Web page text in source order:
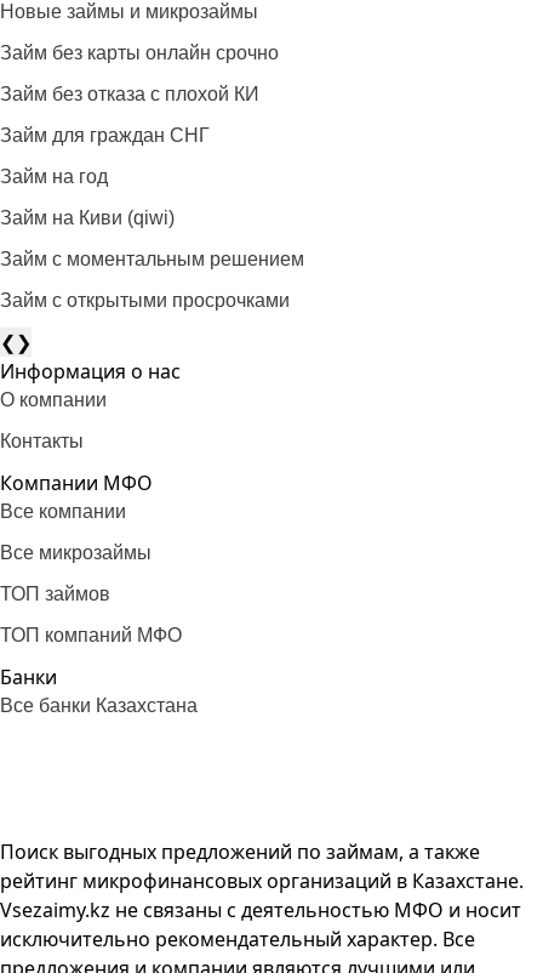
Новые займы и микрозаймы
Займ без карты онлайн срочно
Займ без отказа с плохой КИ
Займ для граждан СНГ
Займ на год
Займ на Киви (qiwi)
Займ c моментальным решением
Займ с открытыми просрочками
❮❯
Информация о нас
О компании
Контакты
Компании МФО
Все компании
Все микрозаймы
ТОП займов
ТОП компаний МФО
Банки
Все банки Казахстана
Поиск выгодных предложений по займам, а также
рейтинг микрофинансовых организаций в Казахстане.
Vsezaimy.kz не связаны с деятельностью МФО и носит
исключительно рекомендательный характер. Все